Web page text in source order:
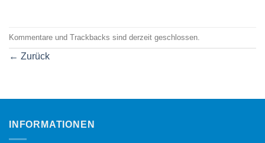
Kommentare und Trackbacks sind derzeit geschlossen.
← Zurück
INFORMATIONEN